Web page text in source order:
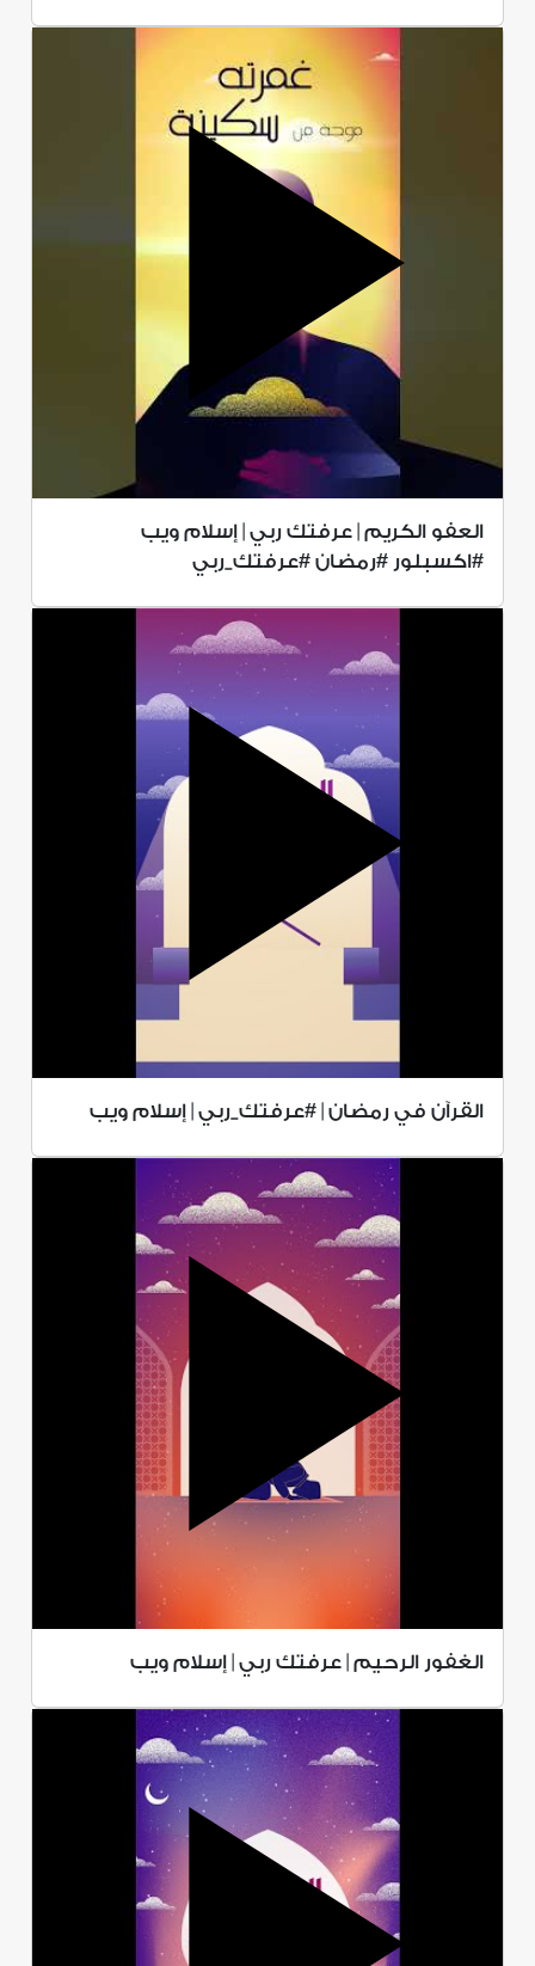
العفو الكريم | عرفتك ربي | إسلام ويب
#اكسبلور #رمضان #عرفتك_ربي
القرآن في رمضان | #عرفتك_ربي | إسلام ويب
الغفور الرحيم | عرفتك ربي | إسلام ويب